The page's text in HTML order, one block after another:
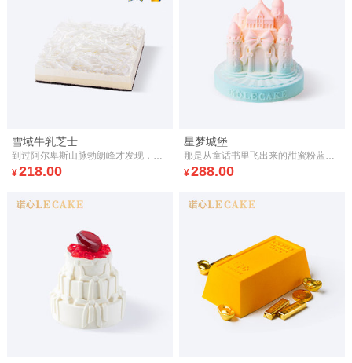
雪域牛乳芝士
到过阿尔卑斯山脉勃朗峰才发现，白，其实就这么纯粹。雪花忽聚忽散，轻盈降落在地上，化为一片白。
¥218.00
星梦城堡
那是从童话书里飞出来的甜蜜粉蓝城堡
¥288.00